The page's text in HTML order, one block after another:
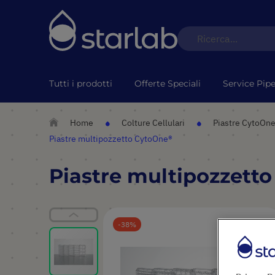
Tutti i prodotti Offerte Speciali Service
Home Colture Cellulari Piastre
Piastre multipozzetto CytoOne®
Piastre
Vai
alla
galleria
38